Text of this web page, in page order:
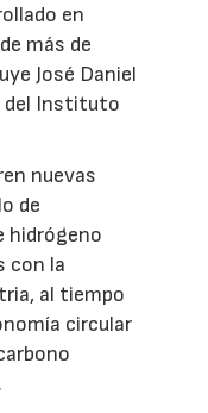
en
más de
José Daniel
del Instituto
nuevas
de
hidrógeno
con la
al tiempo
circular